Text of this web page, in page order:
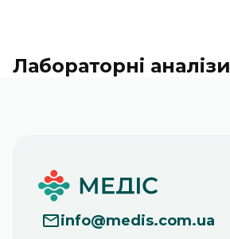
Лабораторні аналізи
info@medis.com.ua